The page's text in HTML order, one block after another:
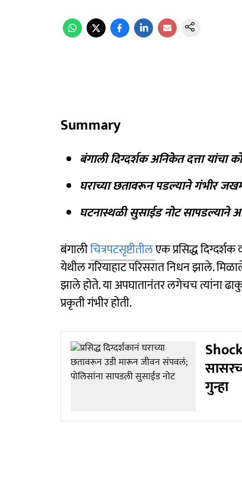
Summary
बंगाली दिग्दर्शक अनिकेत दत्ता यांचा
घराच्या छतावरून पडल्याने गंभीर
घटनास्थळी सुसाईड नोट सापडल्याने
बंगालीचित्रपटसृष्टीतीलएक प्रसिद्ध
येथील गरियाहाट परिसरात निधन झाले.
झाले होते. या अपघातानंतर लगेचच त्यांना
प्रकृती गंभीर होती.
गुन्हा